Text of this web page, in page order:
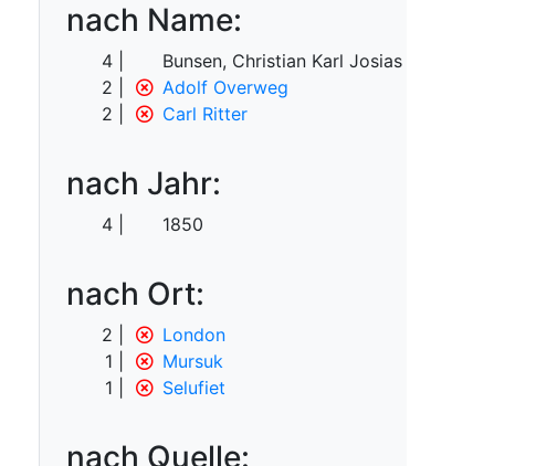
nach Name:
4
Bunsen, Christian Karl Josias von
2
Adolf Overweg
2
Carl Ritter
nach Jahr:
4 1850
nach Ort:
2
London
1
Mursuk
1
Selufiet
nach Quelle: